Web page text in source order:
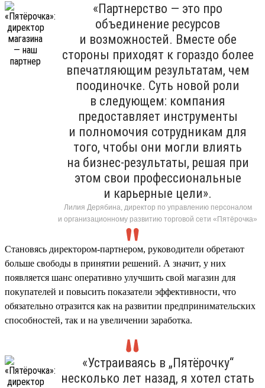
«Партнерство — это про
объединение ресурсов
и возможностей. Вместе обе
стороны приходят к гораздо более
впечатляющим результатам, чем
поодиночке. Суть новой роли
в следующем: компания
предоставляет инструменты
и полномочия сотрудникам для
того, чтобы они могли влиять
на бизнес-результаты, решая при
этом свои профессиональные
и карьерные цели».
Лилия Дерябина, директор по управлению персоналом
и организационному развитию торговой сети «Пятёрочка»
Становясь директором-партнером, руководители обретают
больше свободы в принятии решений. А значит, у них
появляется шанс оперативно улучшить свой магазин для
покупателей и повысить показатели эффективности, что
обязательно отразится как на развитии предпринимательских
способностей, так и на увеличении заработка.
«Устраиваясь в „Пятёрочку“
несколько лет назад, я хотел стать